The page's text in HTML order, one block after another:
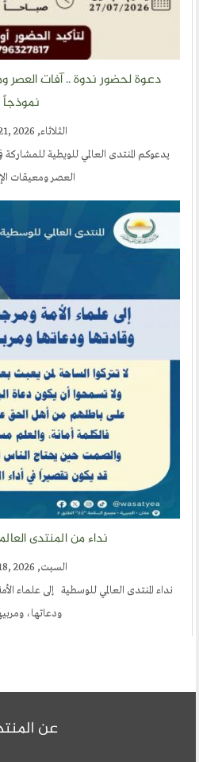
دعوة لحضور ندوة .. آفات العصر
نموذجاً
الثلاثاء, July 21, 2026
يدعوكم المنتدى العالمي للويطية
العصر ومعيقات
نداء من المنتدى
السبت, July 18, 2026
نداء المنتدى العالمي للوسطية إلى علماء
ودعاتها،
عن